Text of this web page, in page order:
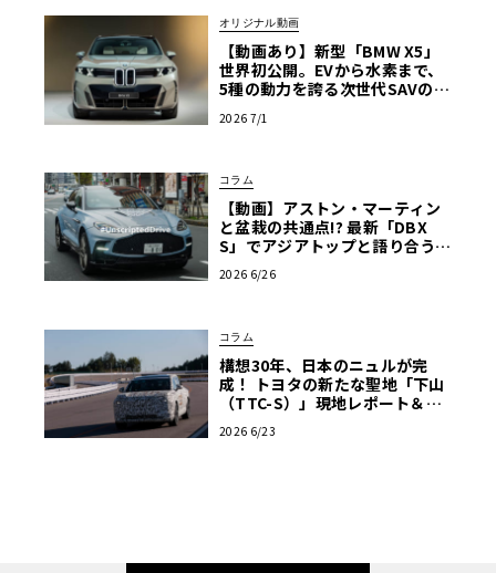
オリジナル動画
【動画あり】新型「BMW X5」
世界初公開。EVから水素まで、
5種の動力を誇る次世代SAVの実
2026 7/1
コラム
【動画】アストン・マーティン
と盆栽の共通点!? 最新「DBX
S」でアジアトップと語り合う東
コベイワセテ 番外編】
2026 6/26
コラム
構想30年、日本のニュルが完
成！ トヨタの新たな聖地「下山
（TTC-S）」現地レポート＆新
2026 6/23